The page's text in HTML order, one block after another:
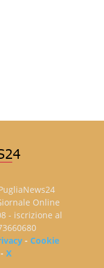
Online
- iscrizione al
- Cookie
-X